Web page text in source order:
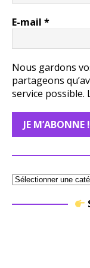
E-mail *
Nous gardons
partageons
service possible.